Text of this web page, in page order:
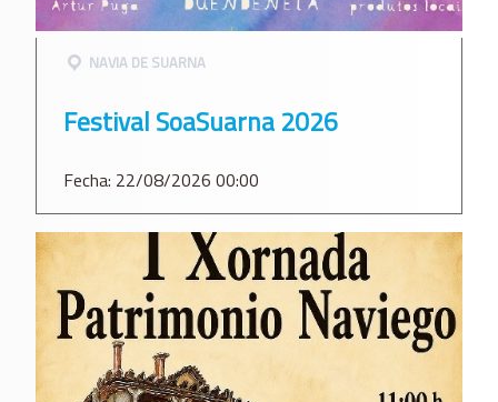
NAVIA DE SUARNA
Festival SoaSuarna 2026
Fecha: 22/08/2026 00:00